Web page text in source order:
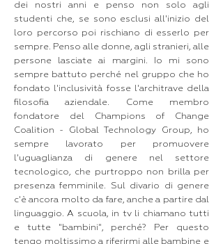
dei nostri anni e penso non solo agli
studenti che, se sono esclusi all'inizio del
loro percorso poi rischiano di esserlo per
sempre. Penso alle donne, agli stranieri, alle
persone lasciate ai margini. Io mi sono
sempre battuto perché nel gruppo che ho
fondato l'inclusività fosse l'architrave della
filosofia aziendale. Come membro
fondatore del Champions of Change
Coalition - Global Technology Group, ho
sempre lavorato per promuovere
l'uguaglianza di genere nel settore
tecnologico, che purtroppo non brilla per
presenza femminile. Sul divario di genere
c'è ancora molto da fare, anche a partire dal
linguaggio. A scuola, in tv li chiamano tutti
e tutte "bambini", perché? Per questo
tengo moltissimo a riferirmi alle bambine e